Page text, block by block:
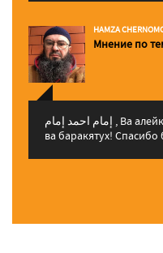
HAMZA
Мнение по
إمام احمد إمام , Ва алейкум ассалам ва рахматуЛлахи
ва баракятух! Спасибо